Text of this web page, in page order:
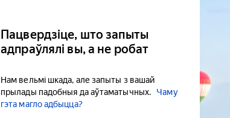
Пацвердзіце, што запыты
адпраўлялі вы, а не робат
Нам вельмі шкада, але запыты з вашай
прылады падобныя да аўтаматычных.
Чаму
гэта магло адбыцца?